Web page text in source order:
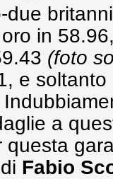
due
oro in
(foto
e soltanto
a
Fabio